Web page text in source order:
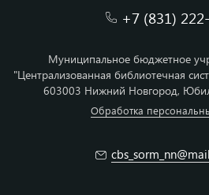
+7 (831)
Муниципальное бюджетное
"Централизованная библиотечная
603003 Нижний Новгород,
Обработка